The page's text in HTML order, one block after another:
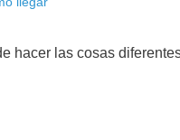
hacer las cosas